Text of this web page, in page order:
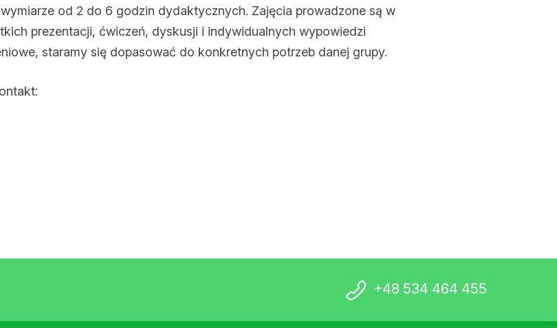
od 2 do 6 godzin dydaktycznych. Zajęcia prowadzone są w
prezentacji, ćwiczeń, dyskusji i indywidualnych wypowiedzi
staramy się dopasować do konkretnych potrzeb danej grupy.
+48 534 464 455